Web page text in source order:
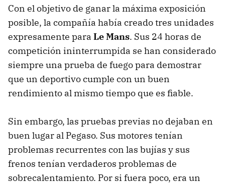
Con el objetivo de ganar la máxima exposición
posible, la compañía había creado tres unidades
expresamente para Le Mans. Sus 24 horas de
competición ininterrumpida se han considerado
siempre una prueba de fuego para demostrar
que un deportivo cumple con un buen
rendimiento al mismo tiempo que es fiable.
Sin embargo, las pruebas previas no dejaban en
buen lugar al Pegaso. Sus motores tenían
problemas recurrentes con las bujías y sus
frenos tenían verdaderos problemas de
sobrecalentamiento. Por si fuera poco, era un